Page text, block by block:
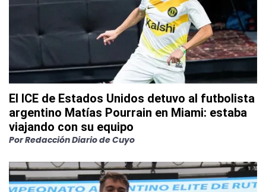
El ICE de Estados Unidos detuvo al futbolista
argentino Matías Pourrain en Miami: estaba
viajando con su equipo
PorRedacción Diario de Cuyo